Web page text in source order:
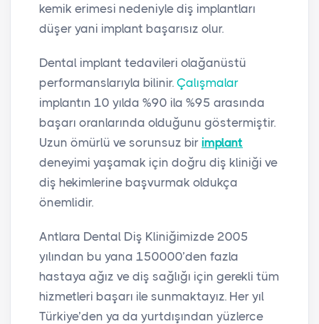
kemik erimesi nedeniyle diş implantları
düşer yani implant başarısız olur.
Dental implant tedavileri olağanüstü
performanslarıyla bilinir. Çalışmalar
implantın 10 yılda %90 ila %95 arasında
başarı oranlarında olduğunu göstermiştir.
Uzun ömürlü ve sorunsuz bir implant
deneyimi yaşamak için doğru diş kliniği ve
diş hekimlerine başvurmak oldukça
önemlidir.
Antlara Dental Diş Kliniğimizde 2005
yılından bu yana 150000’den fazla
hastaya ağız ve diş sağlığı için gerekli tüm
hizmetleri başarı ile sunmaktayız. Her yıl
Türkiye’den ya da yurtdışından yüzlerce